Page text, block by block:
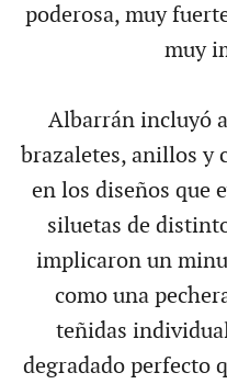
poderosa, muy
muy
Albarrán incluyó
brazaletes, anillos y
en los diseños que
siluetas de
implicaron un
como una
teñidas
degradado perfecto